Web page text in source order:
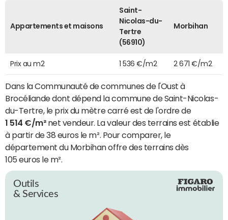
Appartements et maisons
Saint-
Nicolas-du-
Tertre
(56910)
Morbihan
Prix au m2 1 536 €/m2 2 671 €/m2
Dans la Communauté de communes de l'Oust à
Brocéliande dont dépend la commune de Saint-Nicolas-
du-Tertre, le prix du mètre carré est de l'ordre de
1 514 €/m²net vendeur. La valeur des terrains est établie
à partir de 38 euros le m². Pour comparer, le
département du Morbihan offre des terrains dès
105 euros le m².
Outils
& Services